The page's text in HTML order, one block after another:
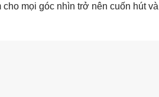
mọi góc nhìn trở nên cuốn hút và